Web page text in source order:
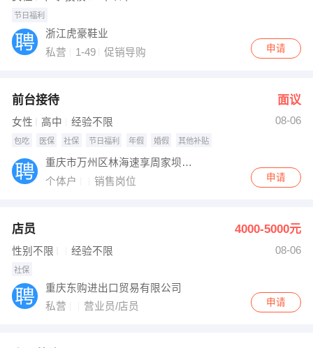
节日福利
浙江虎豪鞋业
私营
1-49 促销导购 申请
前台接待 面议
女性 高中 经验不限 08-06
包吃 医保 社保 节日福利 年假 婚假 其他补贴
重庆市万州区林海速享周家坝分店
个体户
销售岗位 申请
店员 4000-5000元
性别不限 经验不限 08-06
社保
重庆东购进出口贸易有限公司
私营
营业员/店员 申请